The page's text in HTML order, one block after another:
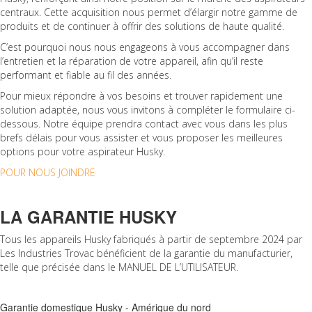
centraux. Cette acquisition nous permet d’élargir notre gamme de
produits et de continuer à offrir des solutions de haute qualité.
C’est pourquoi nous nous engageons à vous accompagner dans
l’entretien et la réparation de votre appareil, afin qu’il reste
performant et fiable au fil des années.
Pour mieux répondre à vos besoins et trouver rapidement une
solution adaptée, nous vous invitons à compléter le formulaire ci-
dessous. Notre équipe prendra contact avec vous dans les plus
brefs délais pour vous assister et vous proposer les meilleures
options pour votre aspirateur Husky.
POUR NOUS JOINDRE
LA GARANTIE HUSKY
Tous les appareils Husky fabriqués à partir de septembre 2024 par
Les Industries Trovac bénéficient de la garantie du manufacturier,
telle que précisée dans le MANUEL DE L’UTILISATEUR.
Garantie domestique Husky - Amérique du nord